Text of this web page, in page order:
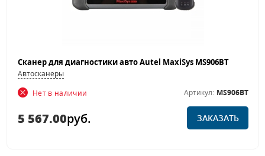
Сканер для диагностики авто Autel MaxiSys MS906BT
Автосканеры
Нет в наличии
Артикул: MS906BT
5 567.00руб. ЗАКАЗАТЬ